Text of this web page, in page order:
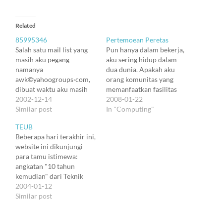
Related
85995346
Salah satu mail list yang
masih aku pegang
namanya
awk©yahoogroups·com,
dibuat waktu aku masih
jadi Awk evangelist di
kantor. Milis itu nggak jadi
Awk, soalnya di luar
kantor, peminat Awk
sangat sedikit. Siapa coba,
di zaman pasca Perl-
Python-Ruby ini yang
masih doyan Awk? Tapi,
agak lama…
2002-12-14
Similar post
Pertemoean Peretas
Pun hanya dalam bekerja,
aku sering hidup dalam
dua dunia. Apakah aku
orang komunitas yang
memanfaatkan fasilitas
Telkom, atau orang
Telkom yang
2008-01-22
In "Computing"
TEUB
Beberapa hari terakhir ini,
website ini dikunjungi
para tamu istimewa:
angkatan "10 tahun
kemudian" dari Teknik
Elektro Unibraw. Wuih,
iki 2004 rek -- taon 1994
2004-01-12
Similar post